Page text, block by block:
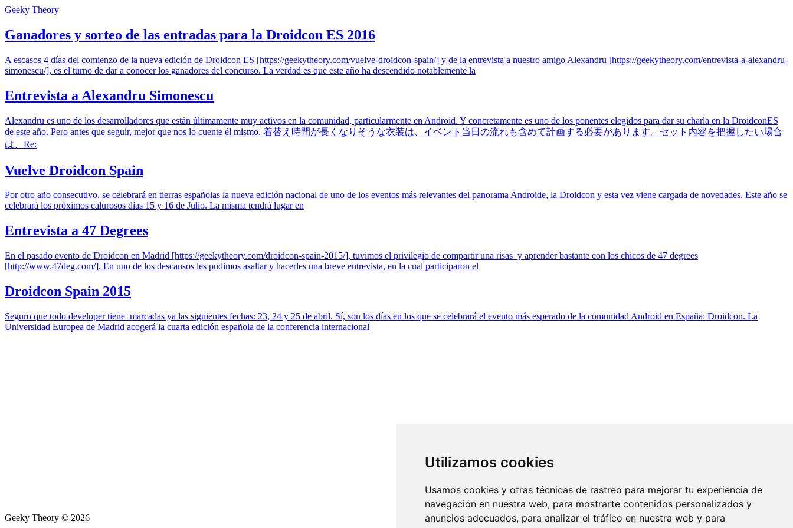
Utilizamos cookies
Usamos cookies y otras técnicas de rastreo para mejorar tu experiencia de
navegación en nuestra web, para mostrarte contenidos personalizados y
anuncios adecuados, para analizar el tráfico en nuestra web y para
Geeky Theory
Ganadores y sorteo de las entradas para la Droidcon ES 2016
A escasos 4 días del comienzo de la nueva edición de Droidcon ES [https://geekytheory.com/vuelve-droidcon-spain/] y de la entrevista a nuestro amigo Alexandru [https://geekytheory.com/entrevista-a-alexandru-
simonescu/], es el turno de dar a conocer los ganadores del concurso. La verdad es que este año ha descendido notablemente la
Entrevista a Alexandru Simonescu
Alexandru es uno de los desarrolladores que están últimamente muy activos en la comunidad, particularmente en Android. Y concretamente es uno de los ponentes elegidos para dar su charla en la DroidconES
de este año. Pero antes que seguir, mejor que nos lo cuente él mismo. 着替え時間が長くなりそうな衣装は、イベント当日の流れも含めて計画する必要があります。セット内容を把握したい場合
は、Re:
Vuelve Droidcon Spain
Por otro año consecutivo, se celebrará en tierras españolas la nueva edición nacional de uno de los eventos más relevantes del panorama Androide, la Droidcon y esta vez viene cargada de novedades. Este año se
celebrará los próximos calurosos días 15 y 16 de Julio. La misma tendrá lugar en
Entrevista a 47 Degrees
En el pasado evento de Droidcon en Madrid [https://geekytheory.com/droidcon-spain-2015/], tuvimos el privilegio de compartir una risas y aprender bastante con los chicos de 47 degrees
[http://www.47deg.com/]. En uno de los descansos les pudimos asaltar y hacerles una breve entrevista, en la cual participaron el
Droidcon Spain 2015
Seguro que todo developer tiene marcadas ya las siguientes fechas: 23, 24 y 25 de abril. Sí, son los días en los que se celebrará el evento más esperado de la comunidad Android en España: Droidcon. La
Universidad Europea de Madrid acogerá la cuarta edición española de la conferencia internacional
Geeky Theory © 2026